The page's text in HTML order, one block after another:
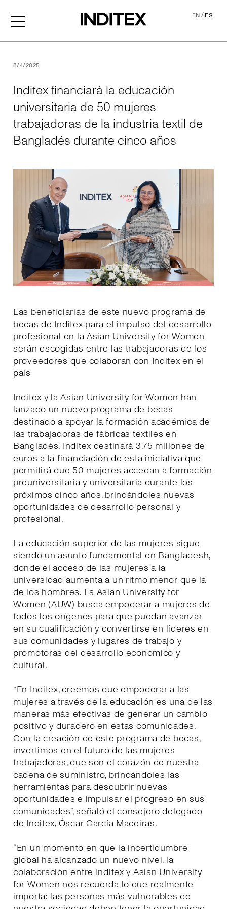
EN/ES
8/4/2025
Inditex financiará la educación
universitaria de 50 mujeres
trabajadoras de la industria textil de
Bangladés durante cinco años
Las beneficiarias de este nuevo programa de
becas de Inditex para el impulso del desarrollo
profesional en la Asian University for Women
serán escogidas entre las trabajadoras de los
proveedores que colaboran con Inditex en el
país
Inditex y la Asian University for Women han
lanzado un nuevo programa de becas
destinado a apoyar la formación académica de
las trabajadoras de fábricas textiles en
Bangladés. Inditex destinará 3,75 millones de
euros a la financiación de esta iniciativa que
permitirá que 50 mujeres accedan a formación
preuniversitaria y universitaria durante los
próximos cinco años, brindándoles nuevas
oportunidades de desarrollo personal y
profesional.
La educación superior de las mujeres sigue
siendo un asunto fundamental en Bangladesh,
donde el acceso de las mujeres a la
universidad aumenta a un ritmo menor que la
de los hombres. La Asian University for
Women (AUW) busca empoderar a mujeres de
todos los orígenes para que puedan avanzar
en su cualificación y convertirse en líderes en
sus comunidades y lugares de trabajo y
promotoras del desarrollo económico y
cultural.
“En Inditex, creemos que empoderar a las
mujeres a través de la educación es una de las
maneras más efectivas de generar un cambio
positivo y duradero en estas comunidades.
Con la creación de este programa de becas,
invertimos en el futuro de las mujeres
trabajadoras, que son el corazón de nuestra
cadena de suministro, brindándoles las
herramientas para descubrir nuevas
oportunidades e impulsar el progreso en sus
comunidades”, señaló el consejero delegado
de Inditex, Óscar García Maceiras.
“En un momento en que la incertidumbre
global ha alcanzado un nuevo nivel, la
colaboración entre Inditex y Asian University
for Women nos recuerda lo que realmente
importa: las personas más vulnerables de